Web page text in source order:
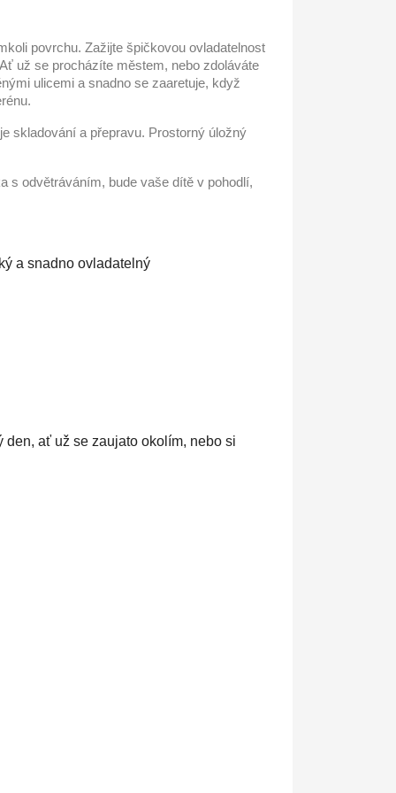
povrchu. Zažijte špičkovou ovladatelnost
už se procházíte městem, nebo zdoláváte
ulicemi a snadno se zaaretuje, když
skladování a přepravu. Prostorný úložný
s odvětráváním, bude vaše dítě v pohodlí,
a snadno ovladatelný
ať už se zaujato okolím, nebo si